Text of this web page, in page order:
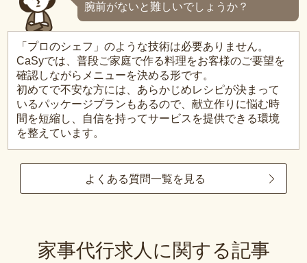
腕前がないと難しいでしょうか？
「プロのシェフ」のような技術は必要ありません。
CaSyでは、普段ご家庭で作る料理をお客様のご要望を
確認しながらメニューを決める形です。
初めてで不安な方には、あらかじめレシピが決まって
いるパッケージプランもあるので、献立作りに悩む時
間を短縮し、自信を持ってサービスを提供できる環境
を整えています。
よくある質問一覧を見る
家事代行求人に関する記事